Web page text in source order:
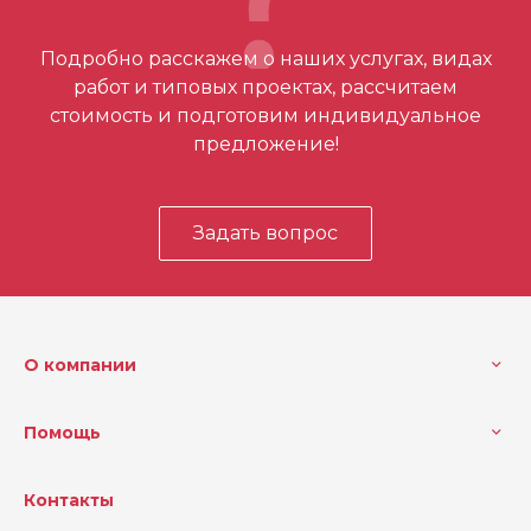
Отзывов ещё нет – ваш может стать
первым
Подробно расскажем о наших услугах, видах
работ и типовых проектах, рассчитаем
стоимость и подготовим индивидуальное
предложение!
Задать вопрос
О компании
Помощь
Контакты